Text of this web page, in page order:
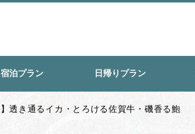
宿泊プラン 日帰りプラン
】透き通るイカ・とろける佐賀牛・磯香る鮑